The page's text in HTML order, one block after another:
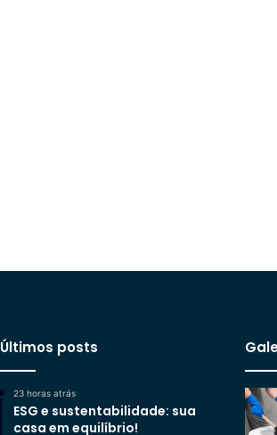
Últimos posts
23 horas atrás
ESG e sustentabilidade: sua
casa em equilíbrio!